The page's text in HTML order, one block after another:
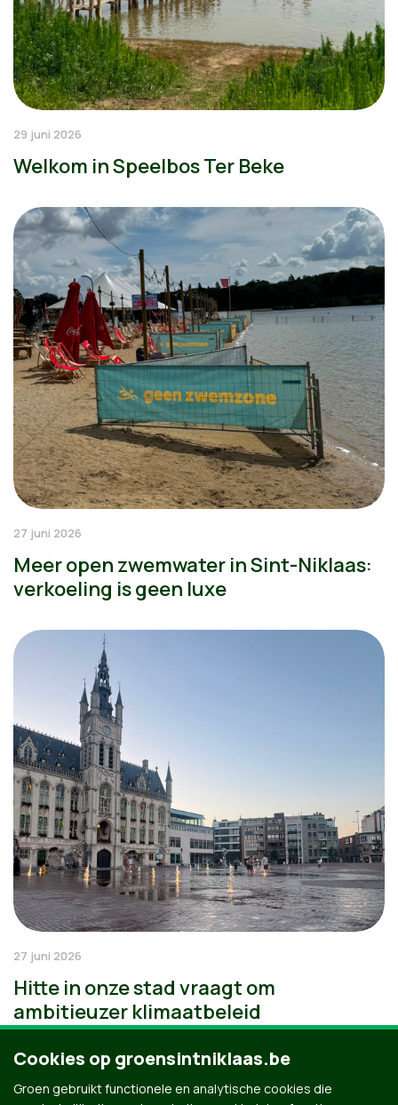
29 juni 2026
Welkom in Speelbos Ter Beke
27 juni 2026
Meer open zwemwater in Sint-Niklaas:
verkoeling is geen luxe
27 juni 2026
Hitte in onze stad vraagt om
ambitieuzer klimaatbeleid
Cookies op groensintniklaas.be
Groen gebruikt functionele en analytische cookies die